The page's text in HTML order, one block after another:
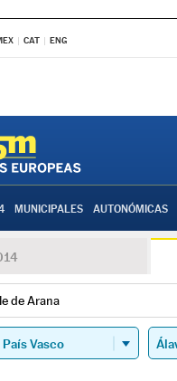
CAT ENG
MUNICIPALES AUTONÓMICAS
de Arana